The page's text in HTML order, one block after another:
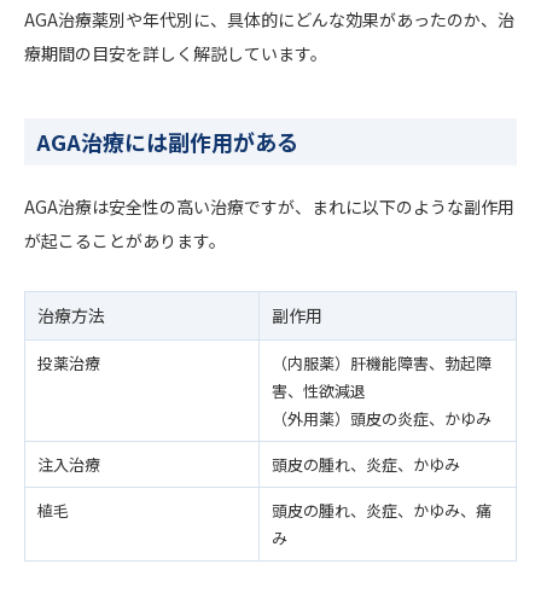
AGA治療薬別や年代別に、具体的にどんな効果があったのか、治
療期間の目安を詳しく解説しています。
AGA治療には副作用がある
AGA治療は安全性の高い治療ですが、まれに以下のような副作用
が起こることがあります。
治療方法 副作用
投薬治療
（内服薬）肝機能障害、勃起障
害、性欲減退
（外用薬）頭皮の炎症、かゆみ
注入治療
頭皮の腫れ、炎症、かゆみ
植毛
頭皮の腫れ、炎症、かゆみ、痛
み